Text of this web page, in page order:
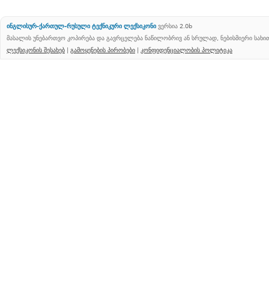
ინგლისურ-ქართულ-რუსული ტექნიკური ლექსიკონი ვერსია 2.0b
მასალის უნებართვო კოპირება და გავრცელება ნაწილობრივ ან სრულად, ნებისმიერი
ლექსიკონის შესახებ | გამოყენების პირობები | კონფიდენციალობის პოლიტიკა